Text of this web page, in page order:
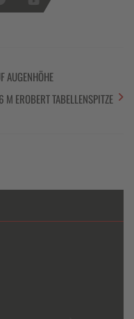
AUGENHÖHE
M EROBERT TABELLENSPITZE